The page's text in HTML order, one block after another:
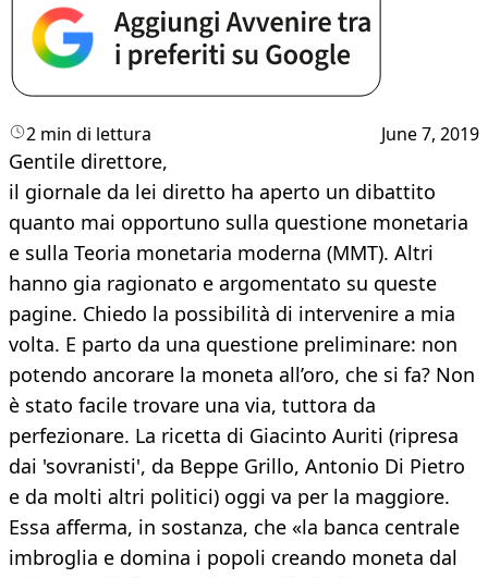
2 min di lettura June 7, 2019
Gentile direttore,
il giornale da lei diretto ha aperto un dibattito
quanto mai opportuno sulla questione monetaria
e sulla Teoria monetaria moderna (MMT). Altri
hanno gia ragionato e argomentato su queste
pagine. Chiedo la possibilità di intervenire a mia
volta. E parto da una questione preliminare: non
potendo ancorare la moneta all’oro, che si fa? Non
è stato facile trovare una via, tuttora da
perfezionare. La ricetta di Giacinto Auriti (ripresa
dai 'sovranisti', da Beppe Grillo, Antonio Di Pietro
e da molti altri politici) oggi va per la maggiore.
Essa afferma, in sostanza, che «la banca centrale
imbroglia e domina i popoli creando moneta dal